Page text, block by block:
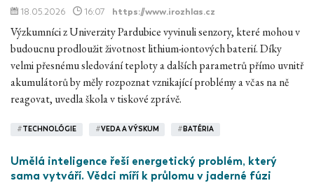
18.05.2026 16:07 https://www.irozhlas.cz
Výzkumníci z Univerzity Pardubice vyvinuli senzory, které mohou v
budoucnu prodloužit životnost lithium-iontových baterií. Díky
velmi přesnému sledování teploty a dalších parametrů přímo uvnitř
akumulátorů by měly rozpoznat vznikající problémy a včas na ně
reagovat, uvedla škola v tiskové zprávě.
#TECHNOLÓGIE #VEDA A VÝSKUM # BATÉRIA
Umělá inteligence řeší energetický problém, který
sama vytváří. Vědci míří k průlomu v jaderné fúzi